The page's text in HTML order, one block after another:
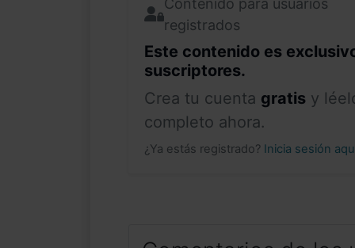
Contenido para usuarios
registrados
Este contenido es
suscriptores.
Crea tu cuenta gratis y
completo ahora.
¿Ya estás registrado? Inicia sesión